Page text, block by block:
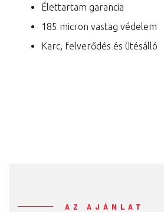
Élettartam garancia
185 micron vastag védelem
Karc, felverődés és ütésálló
AZ AJÁNLAT